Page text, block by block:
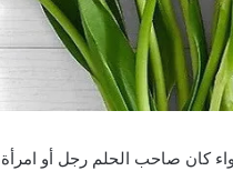
كان صاحب الحلم رجل أو